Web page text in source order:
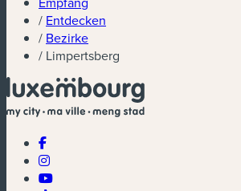
/ Entdecken
/ Bezirke
/ Limpertsberg